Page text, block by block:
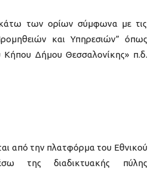
κάτω των ορίων σύμφωνα με τις
και Υπηρεσιών” όπως
Κήπου Δήμου Θεσσαλονίκης» π.δ.
από την πλατφόρμα του Εθνικού
της διαδικτυακής πύλης